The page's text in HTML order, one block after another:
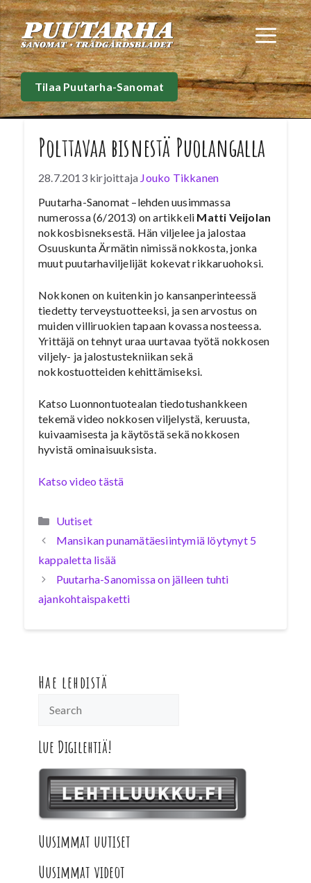
Siirry
sisältöön
Tilaa Puutarha-Sanomat
Polttavaa bisnestä Puolangalla
28.7.2013 kirjoittaja Jouko Tikkanen
Puutarha-Sanomat –lehden uusimmassa
numerossa (6/2013) on artikkeli Matti Veijolan
nokkosbisneksestä. Hän viljelee ja jalostaa
Osuuskunta Ärmätin nimissä nokkosta, jonka
muut puutarhaviljelijät kokevat rikkaruohoksi.
Nokkonen on kuitenkin jo kansanperinteessä
tiedetty terveystuotteeksi, ja sen arvostus on
muiden villiruokien tapaan kovassa nosteessa.
Yrittäjä on tehnyt uraa uurtavaa työtä nokkosen
viljely- ja jalostustekniikan sekä
nokkostuotteiden kehittämiseksi.
Katso Luonnontuotealan tiedotushankkeen
tekemä video nokkosen viljelystä, keruusta,
kuivaamisesta ja käytöstä sekä nokkosen
hyvistä ominaisuuksista.
Katso video tästä
Kategoriat
Uutiset
Mansikan punamätäesiintymiä löytynyt 5
kappaletta lisää
Puutarha-Sanomissa on jälleen tuhti
ajankohtaispaketti
Hae lehdistä
Lue Digilehtiä!
Uusimmat uutiset
Uusimmat videot